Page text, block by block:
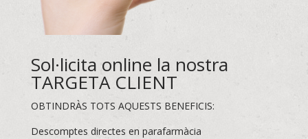
Sol·licita online la nostra
TARGETA CLIENT
OBTINDRÀS TOTS AQUESTS BENEFICIS:
Descomptes directes en parafarmàcia